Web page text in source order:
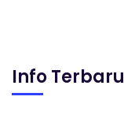
Info Terbaru